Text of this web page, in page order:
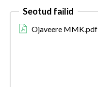
Seotud failid
Ojaveere MMK.pdf